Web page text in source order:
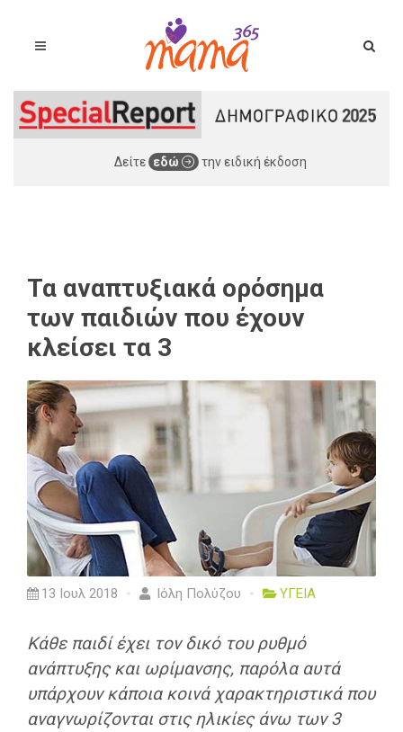
Δείτε εδώ την ειδική έκδοση
Τα αναπτυξιακά ορόσημα
των παιδιών που έχουν
κλείσει τα 3
13 Ιουλ 2018 Ιόλη Πολύζου ΥΓΕΙΑ
Κάθε παιδί έχει τον δικό του ρυθμό
ανάπτυξης και ωρίμανσης, παρόλα αυτά
υπάρχουν κάποια κοινά χαρακτηριστικά που
αναγνωρίζονται στις ηλικίες άνω των 3